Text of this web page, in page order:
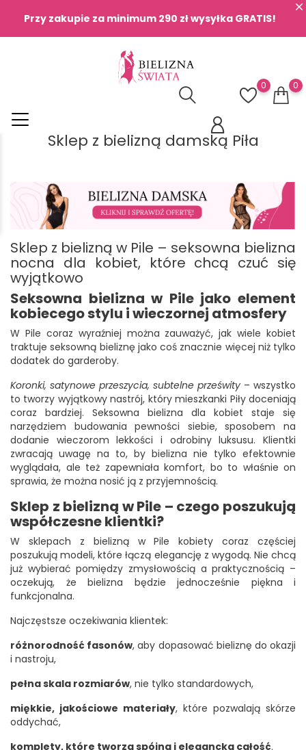
Przy zakupie za minimum 290 zł wysyłka GRATIS!
0
0
Sklep z bielizną damską Piła
Sklep z bielizną w Pile – seksowna bielizna
nocna dla kobiet, które chcą czuć się
wyjątkowo
Seksowna bielizna w Pile jako element
kobiecego stylu i wieczornej atmosfery
W Pile coraz wyraźniej można zauważyć, jak wiele kobiet
traktuje seksowną bieliznę jako coś znacznie więcej niż tylko
dodatek do garderoby.
Koronki, satynowe przeszycia, subtelne prześwity – wszystko
to tworzy wyjątkowy nastrój, który mieszkanki Piły doceniają
coraz bardziej. Seksowna bielizna dla kobiet staje się
narzędziem budowania pewności siebie, sposobem na
dodanie wieczorom lekkości i odrobiny luksusu. Klientki
zwracają uwagę na to, by bielizna nie tylko efektownie
wyglądała, ale też zapewniała komfort, bo to właśnie on
sprawia, że można nosić ją z przyjemnością.
Sklep z bielizną w Pile – czego poszukują
współczesne klientki?
W sklepach z bielizną w Pile kobiety coraz częściej
poszukują modeli, które łączą elegancję z wygodą. Nie chcą
już wybierać pomiędzy zmysłowością a praktycznością –
oczekują, że bielizna będzie jednocześnie piękna i
funkcjonalna.
Najczęstsze oczekiwania klientek:
różnorodność fasonów, aby dopasować bieliznę do okazji
i nastroju,
pełna skala rozmiarów, nie tylko standardowych,
miękkie, jakościowe materiały, które pozwalają skórze
oddychać,
komplety, które tworzą spójną i elegancką całość.